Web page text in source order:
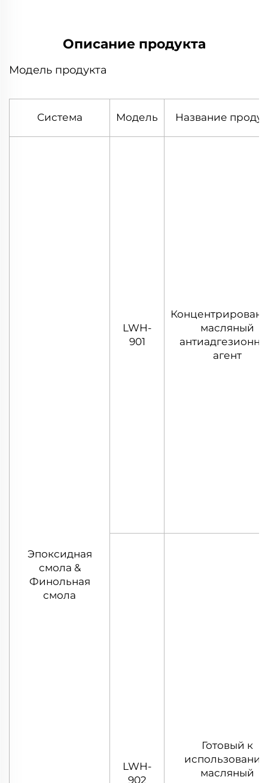
Описание продукта
Модель продукта
Система Модель Название
Эпоксидная
смола &
Финольная
смола
LWH-
901
масляный
агент
LWH-
902
Готовый к
масляный